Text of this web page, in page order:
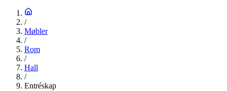
/
Møbler
/
Rom
/
Hall
/
Entréskap